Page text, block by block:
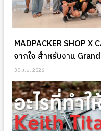
MADPACKER SHOP
จากใจ สำหรับงาน
30 มิ.ย. 2026